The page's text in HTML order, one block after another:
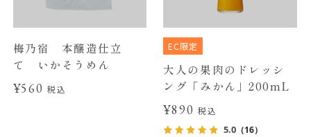
梅乃宿 本醸造仕立
て いかそうめん
¥560税込
EC限定
大人の果肉のドレッシ
ング「みかん」200mL
¥890税込
5.0 （16）